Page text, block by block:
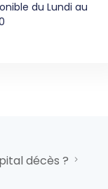
du Lundi au
décès ?